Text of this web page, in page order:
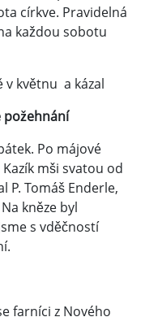
církve. Pravidelná
každou sobotu
v květnu a kázal
požehnání
Po májové
mši svatou od
P. Tomáš Enderle,
kněze byl
s vděčností
farníci z Nového